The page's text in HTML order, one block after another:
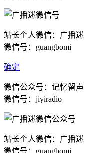
站长个人微信：广播迷
微信号：guangbomi
确定
微信公众号：记忆留声
微信号：jiyiradio
站长个人微信：广播迷